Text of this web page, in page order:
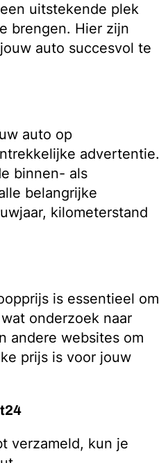
uitstekende plek
brengen. Hier zijn
auto succesvol te
auto op
advertentie.
binnen- als
belangrijke
kilometerstand
is essentieel om
onderzoek naar
andere websites om
prijs is voor jouw
verzameld, kun je